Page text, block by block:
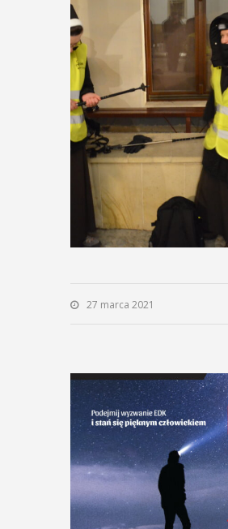
27 marca 2021